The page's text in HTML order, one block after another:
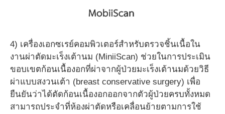
4) เครื่องเอกซเรย์คอมพิวเตอร์สำหรับตรวจชิ้นเนื้อใน
งานผ่าตัดมะเร็งเต้านม (MiniiScan) ช่วยในการประเมิน
ขอบเขตก้อนเนื้องอกที่ผ่าจากผู้ป่วยมะเร็งเต้านมด้วยวิธี
ผ่าแบบสงวนเต้า (breast conservative surgery) เพื่อ
ยืนยันว่าได้ตัดก้อนเนื้องอกออกจากตัวผู้ป่วยครบทั้งหมด
สามารถประจำที่ห้องผ่าตัดหรือเคลื่อนย้ายตามการใช้